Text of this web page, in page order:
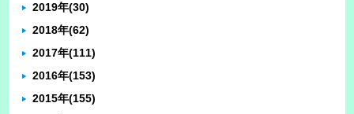
2019年(30)
2018年(62)
2017年(111)
2016年(153)
2015年(155)